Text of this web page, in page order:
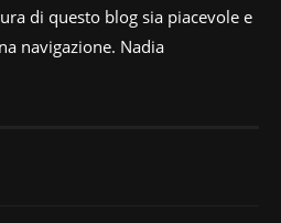
di questo blog sia piacevole e
navigazione. Nadia